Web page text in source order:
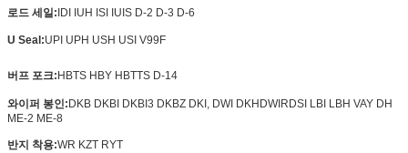
로드 세일:IDI IUH ISI IUIS D-2 D-3 D-6
U Seal:UPI UPH USH USI V99F
버프 포크:HBTS HBY HBTTS D-14
와이퍼 봉인:DKB DKBI DKBI3 DKBZ DKI, DWI DKHDWIRDSI LBI LBH VAY DH
ME-2 ME-8
반지 착용:WR KZT RYT